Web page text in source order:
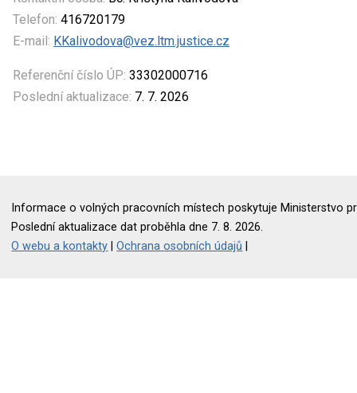
Telefon: 416720179
E-mail: KKalivodova@vez.ltm.justice.cz
Referenční číslo ÚP: 33302000716
Poslední aktualizace: 7. 7. 2026
Informace o volných pracovních místech poskytuje Ministerstvo
Poslední aktualizace dat proběhla dne 7. 8. 2026.
O webu a kontakty |Ochrana osobních údajů